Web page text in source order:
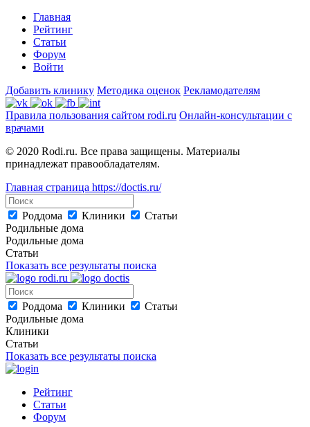
Главная
Рейтинг
Статьи
Форум
Войти
Добавить клинику Методика оценок Рекламодателям
Правила пользования сайтом rodi.ru Онлайн-консультации с
врачами
© 2020 Rodi.ru. Все права защищены. Материалы
принадлежат правообладателям.
Главная страница https://doctis.ru/
Роддома Клиники
Статьи
Родильные дома
Родильные дома
Статьи
Показать все результаты поиска
Роддома Клиники
Статьи
Родильные дома
Клиники
Статьи
Показать все результаты поиска
Рейтинг
Статьи
Форум